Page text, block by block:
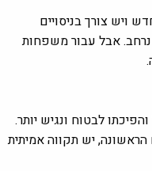
ויש צורך בניסויים
אבל עבור משפחות
לבטוח ונגיש יותר.
יש תקווה אמיתית